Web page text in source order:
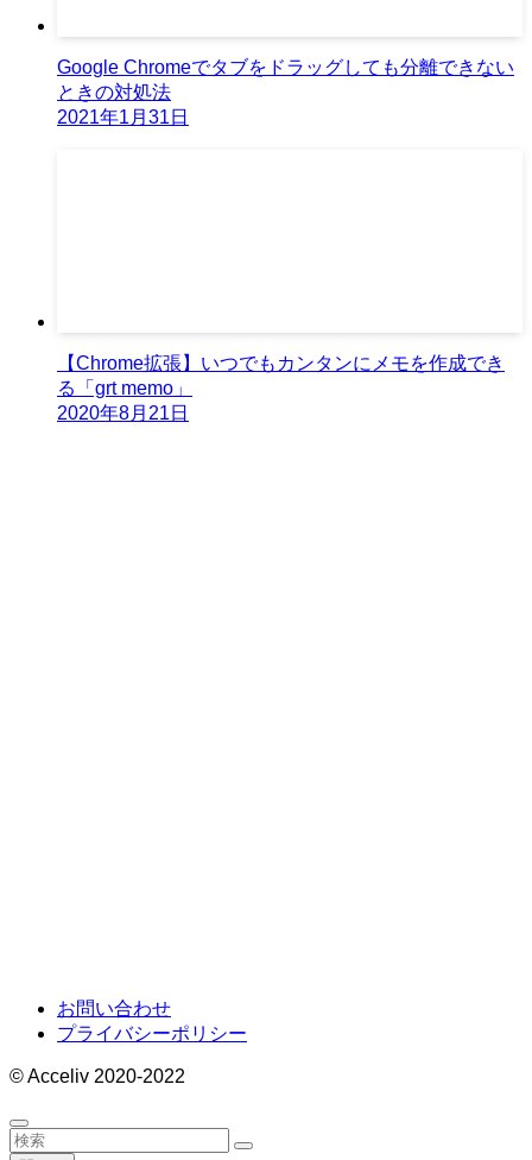
Google Chromeでタブをドラッグしても分離できない
ときの対処法
2021年1月31日
【Chrome拡張】いつでもカンタンにメモを作成でき
る「grt memo」
2020年8月21日
お問い合わせ
プライバシーポリシー
©Acceliv 2020-2022